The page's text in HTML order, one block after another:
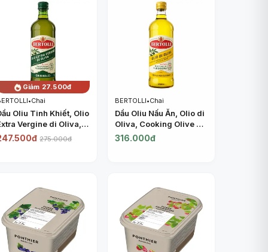
Giảm 27.500đ
•Chai
Oliu Tinh Khiết, Olio
Vergine di Oliva,
Virgin Olive Oil
275.000đ
BERTOLLI•Chai
Dầu Oliu Nấu Ăn, Olio di
Oliva, Cooking Olive Oil
(1L) - BERTOLLI
316.000đ